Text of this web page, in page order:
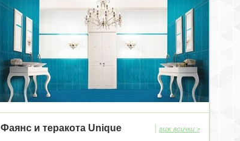
Фаянс и теракота Unique виж всички >